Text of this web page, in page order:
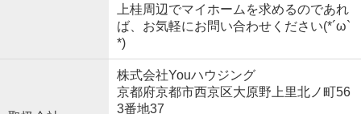
上桂周辺でマイホームを求めるのであれ
ば、お気軽にお問い合わせください(*´ω`
*)
株式会社Youハウジング
京都府京都市西京区大原野上里北ノ町56
3番地37